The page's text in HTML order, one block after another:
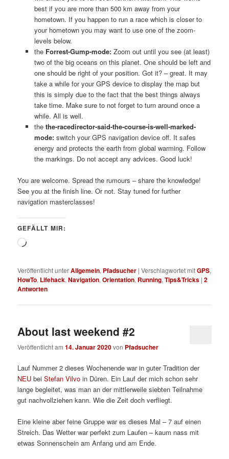
best if you are more than 500 km away from your
hometown. If you happen to run a race which is closer to
your hometown you may want to use one of the zoom-
levels below.
theForrest-Gump-mode:Zoom out until you see (at least)
two of the big oceans on this planet. One should be left and
one should be right of your position. Got it? – great. It may
take a while for your GPS device to display the map but
this is simply due to the fact that the best things always
take time. Make sure to not forget to turn around once a
while. All is well.
thethe-racedirector-said-the-course-is-well-marked-
mode:switch your GPS navigation device off. It safes
energy and protects the earth from global warming. Follow
the markings. Do not accept any advices. Good luck!
You are welcome. Spread the rumours – share the knowledge!
See you at the finish line. Or not. Stay tuned for further
navigation masterclasses!
GEFÄLLT MIR:
Wird
Veröffentlicht unterAllgemein, Pfadsucher |Verschlagwortet mitGPS,
HowTo, Lifehack,Navigation,Orientation, Running,Tips&Tricks |2
Antworten
About last weekend #2
Veröffentlicht am14. Januar 2020von Pfadsucher
Lauf Nummer 2 dieses Wochenende war in guter Tradition der
NEU beiStefan Vilvo in Düren. Ein Lauf der mich schon sehr
lange begleitet, was man an der mittlerweile siebten Teilnahme
gut nachvollziehen kann. Wie die Zeit doch verfliegt.
Eine kleine aber feine Gruppe war es dieses Mal – 7 auf einen
Streich. Das Wetter war perfekt zum Laufen – kaum nass mit
etwas Sonnenschein am Anfang und am Ende.